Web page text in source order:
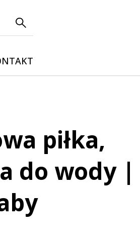
piłka,
do wody |